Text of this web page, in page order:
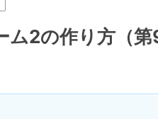
ム2の作り方（第